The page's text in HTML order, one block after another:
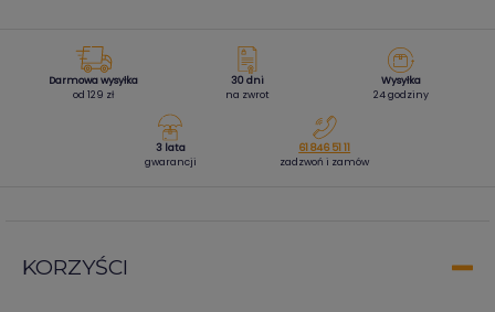
Darmowa wysyłka
od 129 zł
30 dni
na zwrot
Wysyłka
24 godziny
3 lata
gwarancji
61 846 51 11
zadzwoń i zamów
KORZYŚCI